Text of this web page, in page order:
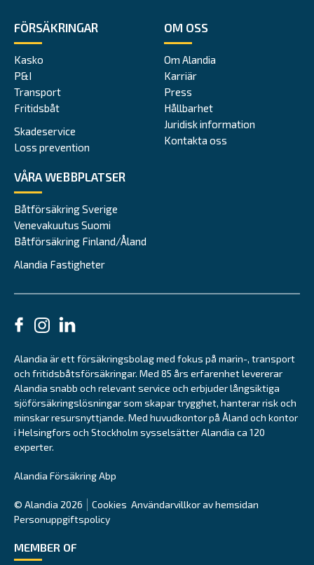
FÖRSÄKRINGAR
Kasko
P&I
Transport
Fritidsbåt
Skadeservice
Loss prevention
OM OSS
Om Alandia
Karriär
Press
Hållbarhet
Juridisk information
Kontakta oss
VÅRA WEBBPLATSER
Båtförsäkring Sverige
Venevakuutus Suomi
Båtförsäkring Finland/Åland
Alandia Fastigheter
Alandia är ett försäkringsbolag med fokus på marin-, transport
och fritidsbåtsförsäkringar. Med 85 års erfarenhet levererar
Alandia snabb och relevant service och erbjuder långsiktiga
sjöförsäkringslösningar som skapar trygghet, hanterar risk och
minskar resursnyttjande. Med huvudkontor på Åland och kontor
i Helsingfors och Stockholm sysselsätter Alandia ca 120
experter.
Alandia Försäkring Abp
© Alandia 2026 Cookies Användarvillkor av hemsidan
Personuppgiftspolicy
MEMBER OF